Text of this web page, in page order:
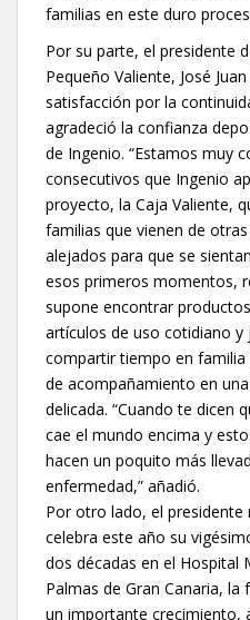
familias en este duro
Por su parte, el presidente
Pequeño Valiente, José
satisfacción por la
agradeció la confianza
de Ingenio. “Estamos muy
consecutivos que Ingenio
proyecto, la Caja Valiente,
familias que vienen de
alejados para que se
esos primeros momentos,
supone encontrar
artículos de uso cotidiano y
compartir tiempo en familia
de acompañamiento en
delicada. “Cuando te dicen
cae el mundo encima y
hacen un poquito más
enfermedad,” añadió.
Por otro lado, el presidente
celebra este año su
dos décadas en el Hospital
Palmas de Gran Canaria,
un importante crecimiento,